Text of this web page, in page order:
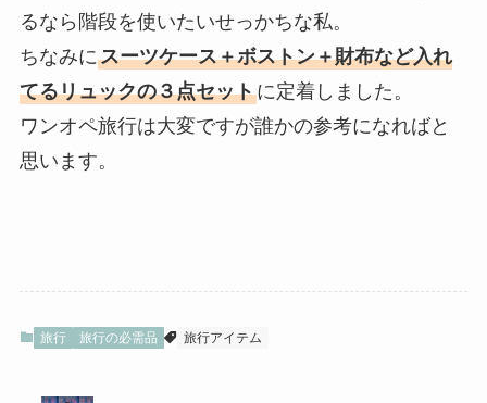
るなら階段を使いたいせっかちな私。
ちなみにスーツケース＋ボストン＋財布など入れ
てるリュックの３点セットに定着しました。
ワンオペ旅行は大変ですが誰かの参考になればと
思います。
旅行 旅行の必需品 旅行アイテム